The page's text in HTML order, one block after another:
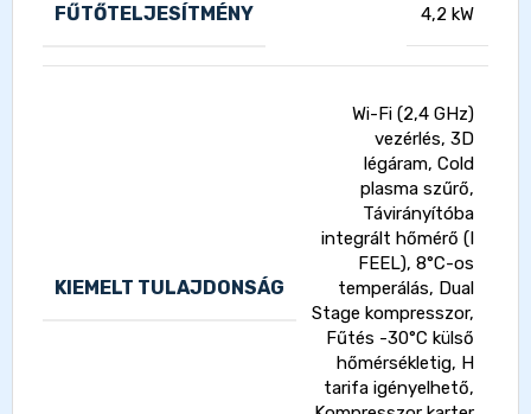
FŰTŐTELJESÍTMÉNY 4,2 kW
KIEMELT TULAJDONSÁG
Wi-Fi (2,4 GHz)
vezérlés, 3D
légáram, Cold
plasma szűrő,
Távirányítóba
integrált hőmérő (I
FEEL), 8°C-os
temperálás, Dual
Stage kompresszor,
Fűtés -30°C külső
hőmérsékletig, H
tarifa igényelhető,